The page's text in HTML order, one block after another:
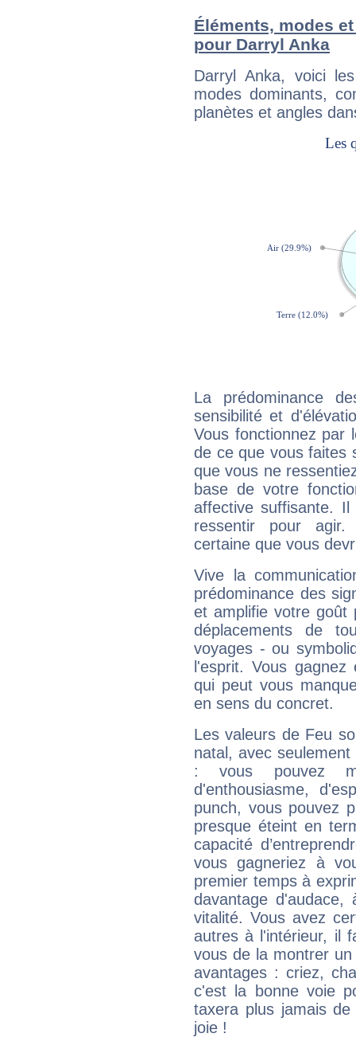
Éléments, modes
pour Darryl Anka
Darryl Anka, voici
modes dominants,
planètes et angles
La prédominance
sensibilité et
Vous fonctionnez
de ce que vous faites
que vous ne
base de votre
affective suffisante.
ressentir pour agir.
certaine que vous
Vive la
prédominance des
et amplifie votre goût
déplacements de
voyages - ou
l'esprit. Vous
qui peut vous
en sens du concret.
Les valeurs de Feu
natal, avec
: vous pouvez
d'enthousiasme,
punch, vous pouvez
presque éteint en
capacité
vous gagneriez à
premier temps à
davantage
vitalité. Vous avez
autres à l'intérieur, il
vous de la montrer
avantages : criez,
c'est la bonne voie
taxera plus jamais
joie !